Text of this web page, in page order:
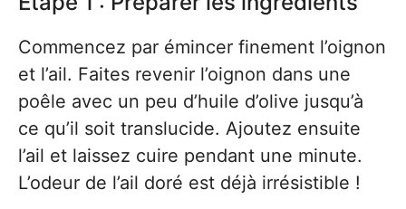
Commencez par émincer finement l’oignon
et l’ail. Faites revenir l’oignon dans une
poêle avec un peu d’huile d’olive jusqu’à
ce qu’il soit translucide. Ajoutez ensuite
l’ail et laissez cuire pendant une minute.
L’odeur de l’ail doré est déjà irrésistible !